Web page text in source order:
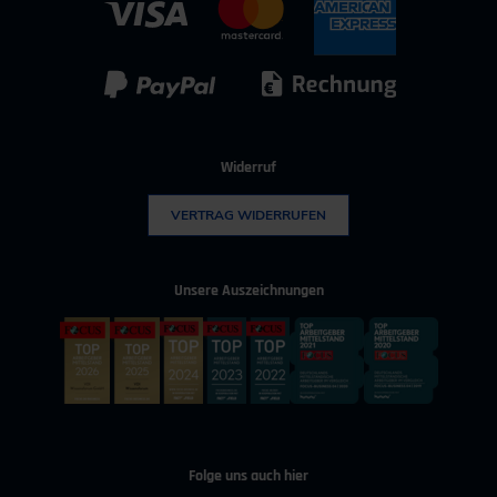
IT & Digitalisierung
Technischer Vertrieb
Widerruf
VERTRAG WIDERRUFEN
Unsere Auszeichnungen
Folge uns auch hier